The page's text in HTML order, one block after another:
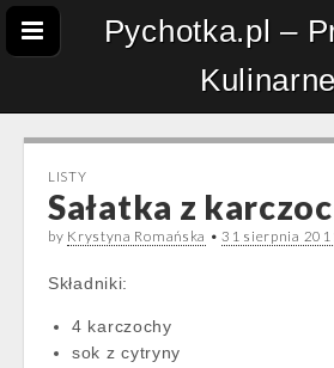
Pychotka.pl –
Kulinarne
LISTY
Sałatka z
by Krystyna Romańska •31 sierpnia
Składniki:
4 karczochy
sok z cytryny